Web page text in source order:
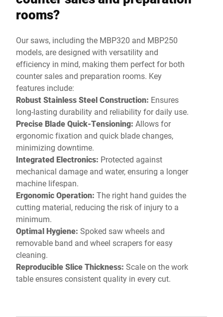
rooms?
Our saws, including the MBP320 and MBP250
models, are designed with versatility and
efficiency in mind, making them perfect for both
counter sales and preparation rooms. Key
features include:
Robust Stainless Steel Construction: Ensures
long-lasting durability and reliability for daily use.
Precise Blade Quick-Tensioning: Allows for
ergonomic fixation and quick blade changes,
minimizing downtime.
Integrated Electronics: Protected against
mechanical damage and water, ensuring a longer
machine lifespan.
Ergonomic Operation: The right hand guides the
cutting material, reducing the risk of injury to a
minimum.
Optimal Hygiene: Spoked saw wheels and
removable band and wheel scrapers for easy
cleaning.
Reproducible Slice Thickness: Scale on the work
table ensures consistent quality in every cut.